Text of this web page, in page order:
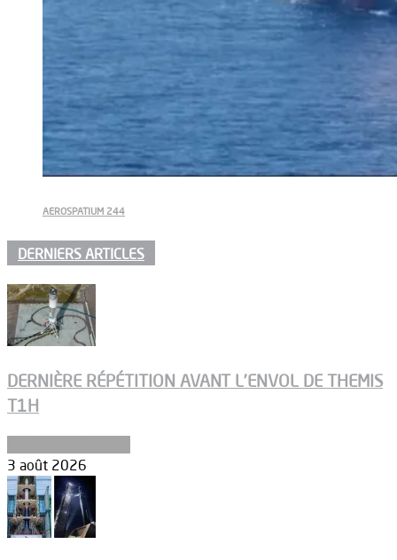
AEROSPATIUM 244
DERNIERS ARTICLES
DERNIÈRE RÉPÉTITION AVANT L’ENVOL DE THEMIS
T1H
3 août 2026